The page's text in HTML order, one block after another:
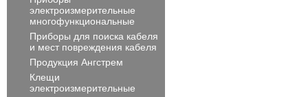
электроизмерительные
многофункциональные
Приборы для поиска кабеля
и мест повреждения кабеля
Продукция Ангстрем
Клещи
электроизмерительные